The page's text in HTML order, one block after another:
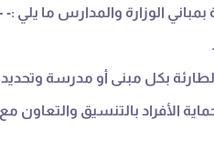
الوزارة والمدارس ما
بكل مبنى أو مدرسة
الأفراد بالتنسيق والتعاون مع